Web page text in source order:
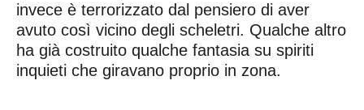
invece è terrorizzato dal pensiero di aver
avuto così vicino degli scheletri. Qualche altro
ha già costruito qualche fantasia su spiriti
inquieti che giravano proprio in zona.